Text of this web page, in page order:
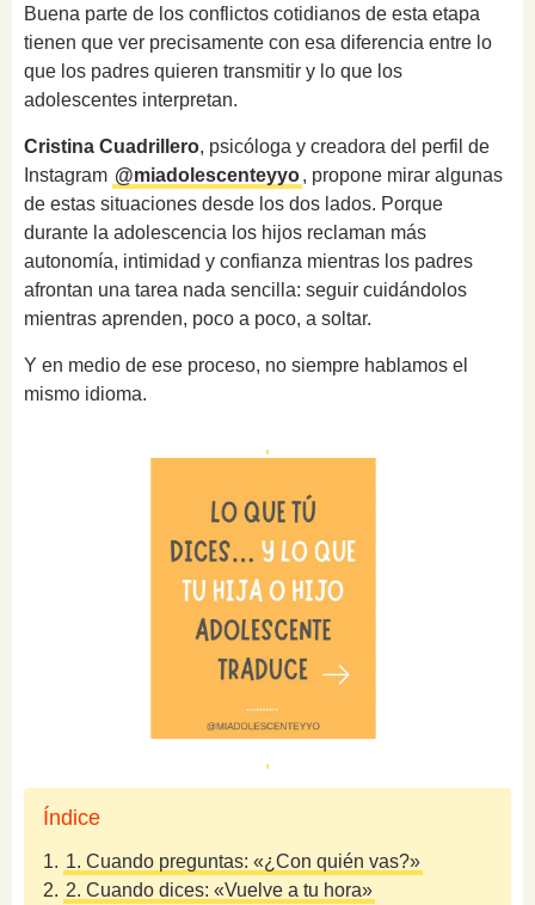
Buena parte de los conflictos cotidianos de esta etapa
tienen que ver precisamente con esa diferencia entre lo
que los padres quieren transmitir y lo que los
adolescentes interpretan.
Cristina Cuadrillero, psicóloga y creadora del perfil de
Instagram @miadolescenteyyo, propone mirar algunas
de estas situaciones desde los dos lados. Porque
durante la adolescencia los hijos reclaman más
autonomía, intimidad y confianza mientras los padres
afrontan una tarea nada sencilla: seguir cuidándolos
mientras aprenden, poco a poco, a soltar.
Y en medio de ese proceso, no siempre hablamos el
mismo idioma.
Índice
1. 1. Cuando preguntas: «¿Con quién vas?»
2. 2. Cuando dices: «Vuelve a tu hora»